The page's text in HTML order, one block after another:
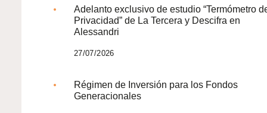
Adelanto exclusivo de estudio “Termómetro
Privacidad” de La Tercera y Descifra en
Alessandri
27/07/2026
Régimen de Inversión para los Fondos
Generacionales